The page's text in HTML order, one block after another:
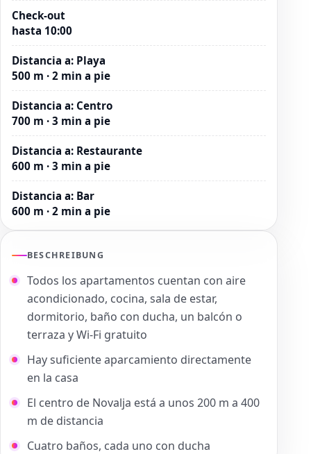
Check-out
hasta 10:00
Distancia a: Playa
500 m · 2 min a pie
Distancia a: Centro
700 m · 3 min a pie
Distancia a: Restaurante
600 m · 3 min a pie
Distancia a: Bar
600 m · 2 min a pie
BESCHREIBUNG
Todos los apartamentos cuentan con aire
acondicionado, cocina, sala de estar,
dormitorio, baño con ducha, un balcón o
terraza y Wi-Fi gratuito
Hay suficiente aparcamiento directamente
en la casa
El centro de Novalja está a unos 200 m a 400
m de distancia
Cuatro baños, cada uno con ducha